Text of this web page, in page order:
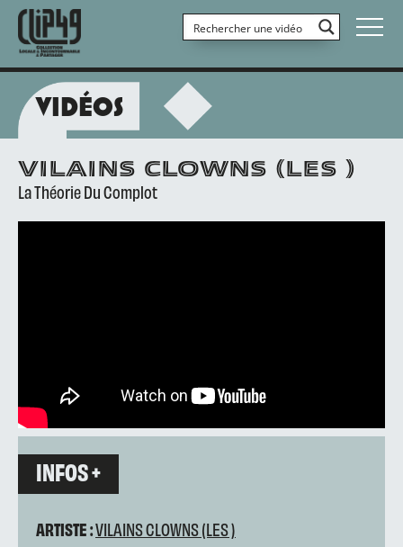
VIDÉOS
VILAINS CLOWNS (LES )
La Théorie Du Complot
INFOS +
ARTISTE :VILAINS CLOWNS (LES )